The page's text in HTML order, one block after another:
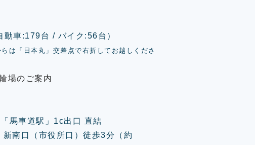
動車:179台 / バイク:56台）
は「日本丸」交差点で右折してお越しくださ
場のご案内
馬車道駅」1c出口 直結
南口（市役所口）徒歩3分（約